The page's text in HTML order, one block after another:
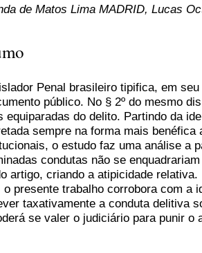
de Matos Lima MADRID, Lucas
Penal brasileiro tipifica, em
público. No § 2º do mesmo
equiparadas do delito. Partindo da
sempre na forma mais
o estudo faz uma análise a
condutas não se
artigo, criando a atipicidade relativa.
o presente trabalho corrobora com a
taxativamente a conduta delitiva
se valer o judiciário para punir o